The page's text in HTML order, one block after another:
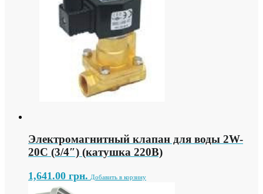
Электромагнитный клапан для воды 2W-
20C (3/4″) (катушка 220В)
1,641.00 грн. Добавить в корзину